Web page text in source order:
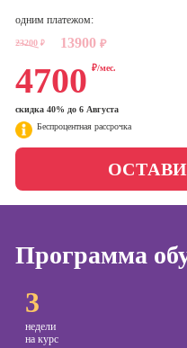
Школа бизнеса и
управления
Фотошкола
одним платежом:
23200 ₽ 13900 ₽
4700 ₽/мес.
скидка 40% до 6 Августа
Беспроцентная рассрочка
Программа
3
недели
на курс